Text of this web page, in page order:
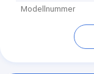
Modellnummer